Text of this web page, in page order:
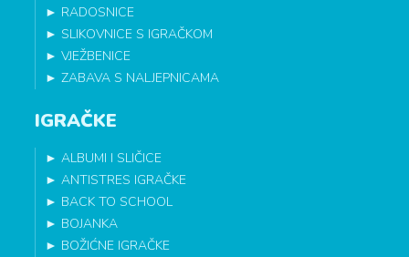
► RADOSNICE
►SLIKOVNICE S IGRAČKOM
►VJEŽBENICE
►ZABAVA S NALJEPNICAMA
IGRAČKE
►ALBUMI I SLIČICE
►ANTISTRES IGRAČKE
► BACK TO SCHOOL
► BOJANKA
► BOŽIĆNE IGRAČKE